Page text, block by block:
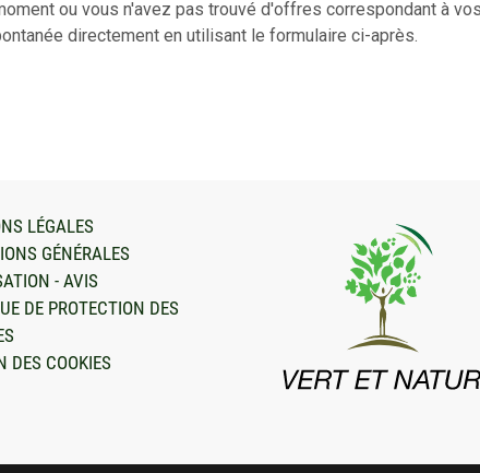
ou vous n'avez pas trouvé d'offres correspondant à
directement en utilisant le formulaire ci-après.
LÉGALES
GÉNÉRALES
- AVIS
DE PROTECTION DES
DES COOKIES